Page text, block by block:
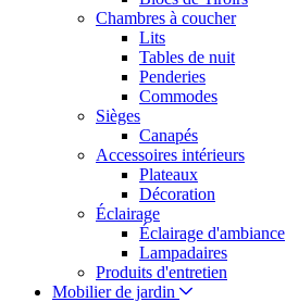
Chambres à coucher
Lits
Tables de nuit
Penderies
Commodes
Sièges
Canapés
Accessoires intérieurs
Plateaux
Décoration
Éclairage
Éclairage d'ambiance
Lampadaires
Produits d'entretien
Mobilier de jardin